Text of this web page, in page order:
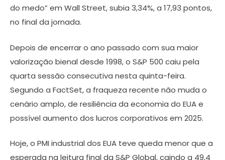
do medo” em Wall Street, subia 3,34%, a 17,93 pontos,
no final da jornada.
Depois de encerrar o ano passado com sua maior
valorização bienal desde 1998, o S&P 500 caiu pela
quarta sessão consecutiva nesta quinta-feira.
Segundo a FactSet, a fraqueza recente não muda o
cenário amplo, de resiliência da economia do EUA e
possível aumento dos lucros corporativos em 2025.
Hoje, o PMI industrial dos EUA teve queda menor que a
esperada na leitura final da S&P Global, caindo a 49,4